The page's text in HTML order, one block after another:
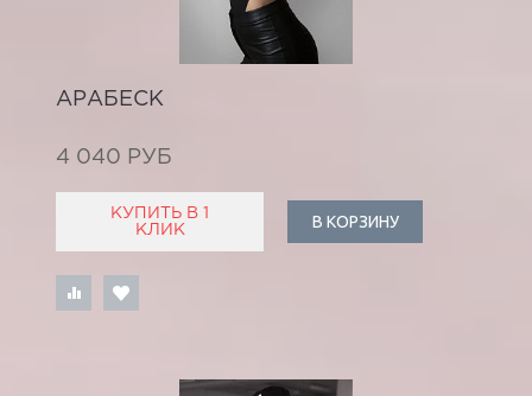
АРАБЕСК
4 040 РУБ
КУПИТЬ В 1
КЛИК
В КОРЗИНУ